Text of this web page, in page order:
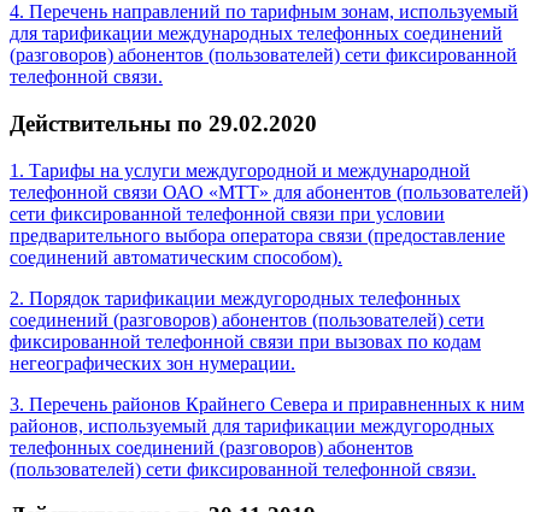
4. Перечень направлений по тарифным зонам, используемый
для тарификации международных телефонных соединений
(разговоров) абонентов (пользователей) сети фиксированной
телефонной связи.
Действительны по 29.02.2020
1. Тарифы на услуги междугородной и международной
телефонной связи ОАО «МТТ» для абонентов (пользователей)
сети фиксированной телефонной связи при условии
предварительного выбора оператора связи (предоставление
соединений автоматическим способом).
2. Порядок тарификации междугородных телефонных
соединений (разговоров) абонентов (пользователей) сети
фиксированной телефонной связи при вызовах по кодам
негеографических зон нумерации.
3. Перечень районов Крайнего Севера и приравненных к ним
районов, используемый для тарификации междугородных
телефонных соединений (разговоров) абонентов
(пользователей) сети фиксированной телефонной связи.